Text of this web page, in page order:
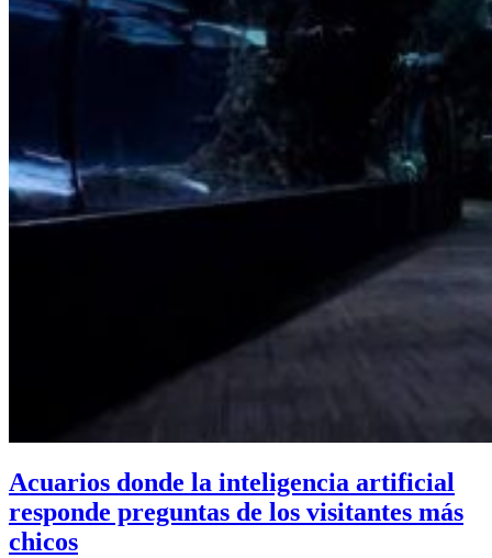
Acuarios donde la inteligencia artificial
responde preguntas de los visitantes más
chicos